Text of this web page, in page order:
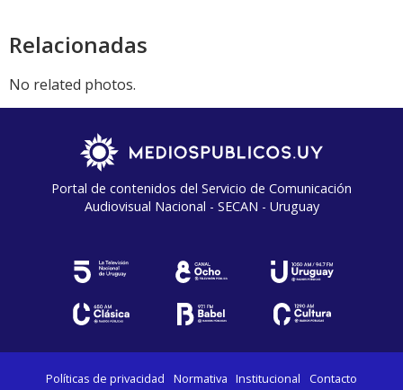
Relacionadas
No related photos.
Portal de contenidos del Servicio de Comunicación
Audiovisual Nacional - SECAN - Uruguay
Políticas de privacidad Normativa Institucional Contacto